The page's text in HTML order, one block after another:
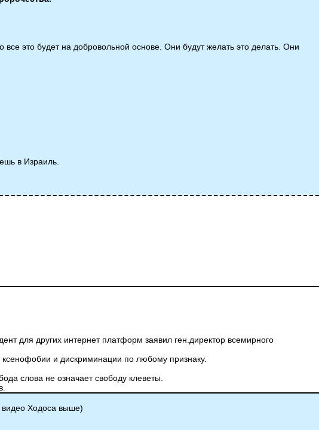
все это будет на добровольной основе. Они будут желать это делать. Они
в Израиль.
для других интернет платформ заявил ген.директор всемирного
и дискриминации по любому признаку.
слова не означает свободу клеветы.
видео Ходоса выше)